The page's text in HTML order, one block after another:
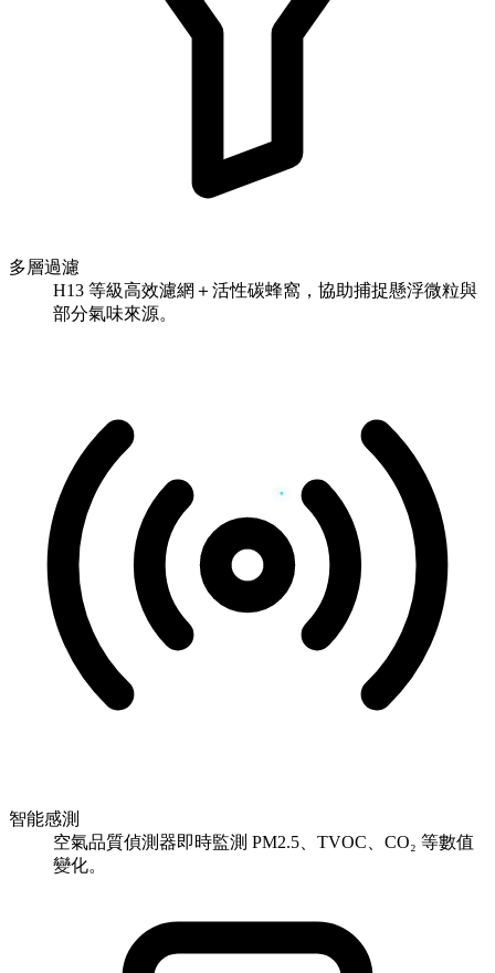
多層過濾
H13 等級高效濾網＋活性碳蜂窩，協助捕捉懸浮微粒與
部分氣味來源。
智能感測
空氣品質偵測器即時監測 PM2.5、TVOC、CO₂ 等數值
變化。